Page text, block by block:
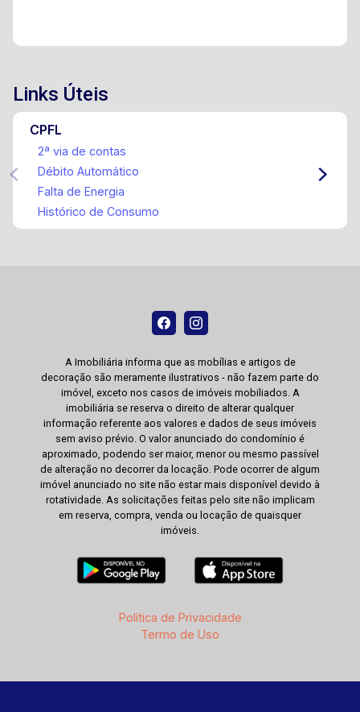
Links Úteis
CPFL
2ª via de contas
Débito Automático
Falta de Energia
Histórico de Consumo
A Imobiliária informa que as mobílias e artigos de
decoração são meramente ilustrativos - não fazem parte do
imóvel, exceto nos casos de imóveis mobiliados. A
imobiliária se reserva o direito de alterar qualquer
informação referente aos valores e dados de seus imóveis
sem aviso prévio. O valor anunciado do condomínio é
aproximado, podendo ser maior, menor ou mesmo passível
de alteração no decorrer da locação. Pode ocorrer de algum
imóvel anunciado no site não estar mais disponível devido à
rotatividade. As solicitações feitas pelo site não implicam
em reserva, compra, venda ou locação de quaisquer
imóveis.
Política de Privacidade
Termo de Uso